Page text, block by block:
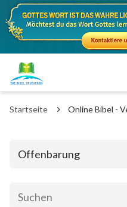
Startseite Online Bibel -
Offenbarung
Das alte Testament
Matthäus
Apostelgeschichte
Galater